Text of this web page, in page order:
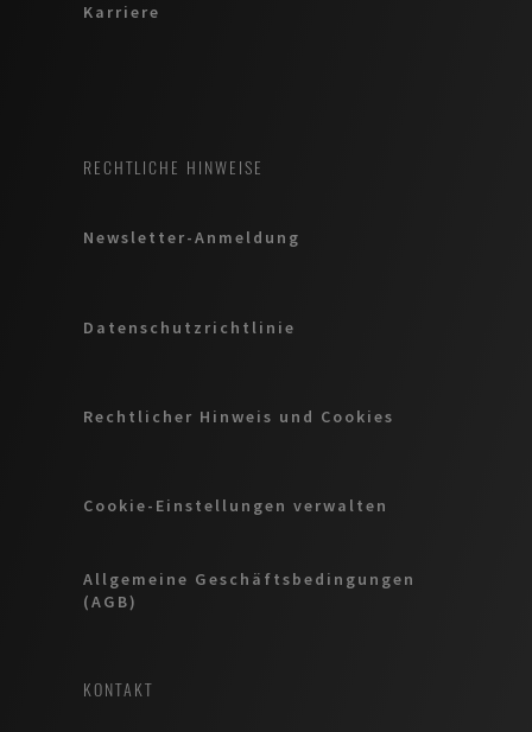
Karriere
RECHTLICHE HINWEISE
Newsletter-Anmeldung
Datenschutzrichtlinie
Rechtlicher Hinweis und Cookies
Cookie-Einstellungen verwalten
Allgemeine Geschäftsbedingungen
(AGB)
KONTAKT